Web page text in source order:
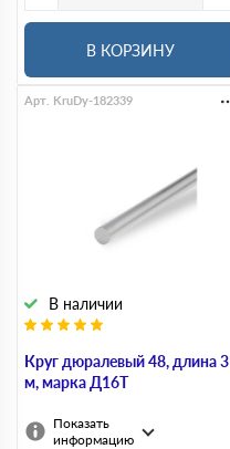
В КОРЗИНУ
Круг дюралевый 48, длина 3
м, марка Д16Т
В наличии
Арт. KruDy-182339
Показать
информацию